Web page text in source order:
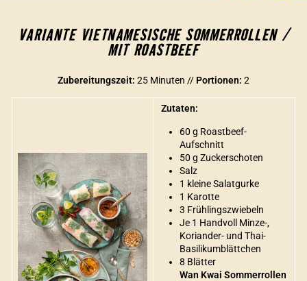
VARIANTE VIETNAMESISCHE SOMMERROLLEN /
MIT ROASTBEEF
Zubereitungszeit: 25 Minuten // Portionen: 2
Zutaten:
60 g Roastbeef-
Aufschnitt
50 g Zuckerschoten
Salz
1 kleine Salatgurke
1 Karotte
3 Frühlingszwiebeln
Je 1 Handvoll Minze-,
Koriander- und Thai-
Basilikumblättchen
8 Blätter
Wan Kwai Sommerrollen